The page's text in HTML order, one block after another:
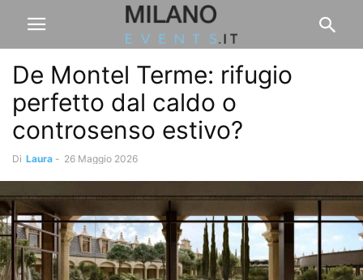
De Montel Terme: rifugio
perfetto dal caldo o
controsenso estivo?
Di Laura - 26 Maggio 2026